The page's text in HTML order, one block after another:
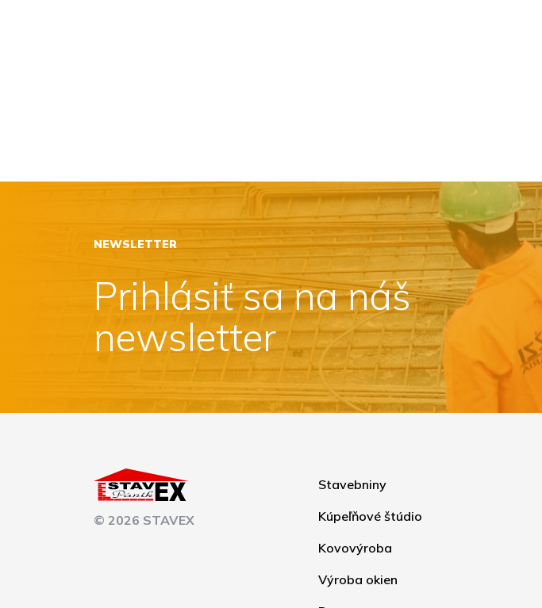
NEWSLETTER
Prihlásiť sa na náš
newsletter
© 2026 STAVEX
Stavebniny
Kúpeľňové štúdio
Kovovýroba
Výroba okien